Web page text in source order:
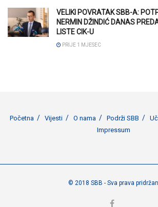
VELIKI POVRATAK SBB-A:
NERMIN DŽINDIĆ DANAS
LISTE CIK-U
PRIJE 1 MJESEC
Početna Vijesti O nama Podrži SBB
Impressum
© 2018 SBB - Sva prava